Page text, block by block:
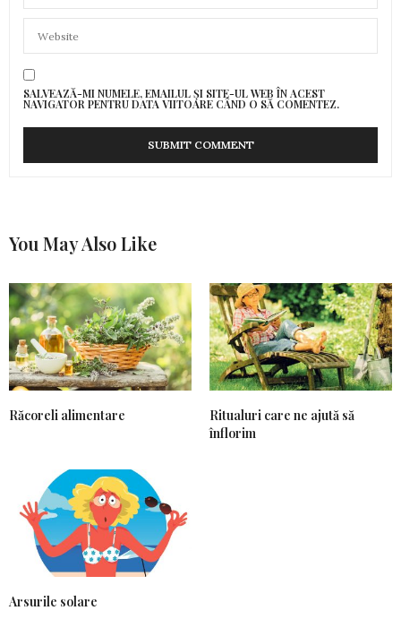
SALVEAZĂ-MI NUMELE, EMAILUL ȘI SITE-UL WEB ÎN ACEST
NAVIGATOR PENTRU DATA VIITOARE CÂND O SĂ COMENTEZ.
You May Also Like
Răcoreli alimentare
Ritualuri care ne ajută să
înflorim
Arsurile solare